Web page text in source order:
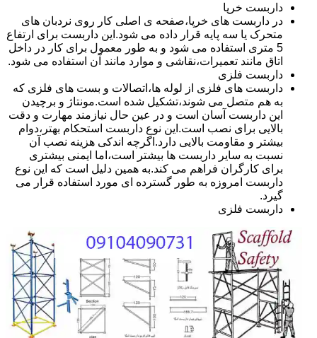
داربست خرپا
در داربست های خرپا،صفحه ی اصلی کار روی نردبان های
متحرک یا سه پایه قرار داده می شود.این داربست برای ارتفاع
5 متری استفاده می شود و به طور معمول برای کار در داخل
اتاق مانند تعمیرات،نقاشی و موارد مانند آن استفاده می شود.
داربست فلزی
داربست های فلزی از لوله ها،اتصالات و بست های فلزی که
به هم متصل می شوند،تشکیل شده است.مونتاژ و برچیدن
این داربست آسان است و در عین حال نیازمند مهارت و دقت
بالایی برای نصب است.این نوع داربست استحکام بهتر،دوام
بیشتر و مقاومت بالایی دارد.اگرچه اندکی هزینه نصب آن
نسبت به سایر داربست ها بیشتر است،اما ایمنی بیشتری
برای کارگران فراهم می کند.به همین دلیل است که این نوع
داربست امروزه به طور گسترده ای مورد استفاده قرار می
گیرد.
داربست فلزی